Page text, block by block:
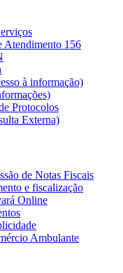
Atendimento 156
à informação)
Protocolos
Externa)
de Notas Fiscais
e fiscalização
Online
Ambulante